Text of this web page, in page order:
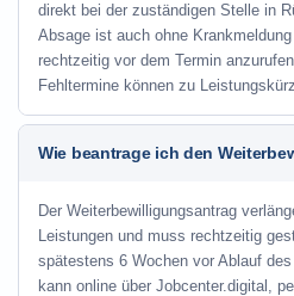
direkt bei der zuständigen Stelle in
Absage ist auch ohne
rechtzeitig vor dem Termin
Fehltermine können zu
Wie beantrage ich den
Der Weiterbewilligungsantrag
Leistungen und muss rechtzeitig
spätestens 6 Wochen vor Ablauf
kann online über Jobcenter.digital,